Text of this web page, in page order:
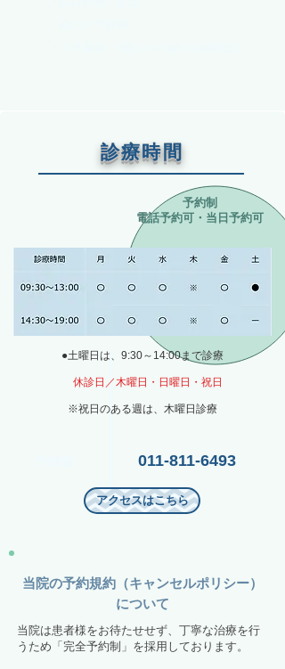
診療時間
予約制
電話予約可・当日予約可
●土曜日は、9:30～14:00まで診療
休診日／木曜日・日曜日・祝日
※祝日のある週は、木曜日診療
011-811-6493
アクセスはこちら
当院の予約規約（キャンセルポリシー）
について
当院は患者様をお待たせせず、丁寧な治療を行
うため「完全予約制」を採用しております。